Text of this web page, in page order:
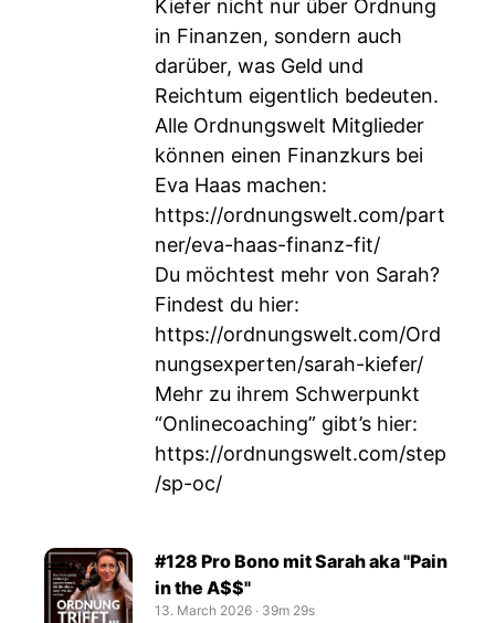
Kiefer nicht nur über Ordnung
in Finanzen, sondern auch
darüber, was Geld und
Reichtum eigentlich bedeuten.
Alle Ordnungswelt Mitglieder
können einen Finanzkurs bei
Eva Haas machen:
https://ordnungswelt.com/part
ner/eva-haas-finanz-fit/
Du möchtest mehr von Sarah?
Findest du hier:
https://ordnungswelt.com/Ord
nungsexperten/sarah-kiefer/
Mehr zu ihrem Schwerpunkt
“Onlinecoaching” gibt’s hier:
https://ordnungswelt.com/step
/sp-oc/
#128 Pro Bono mit Sarah aka "Pain
in the A$$"
13. March 2026 ‧ 39m 29s